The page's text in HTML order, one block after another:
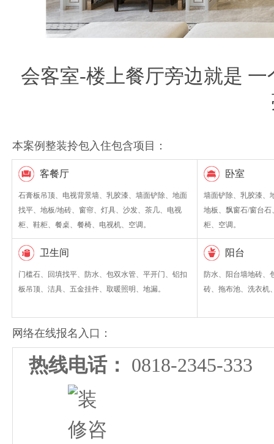
会客室-楼上餐厅旁边就是
本案例整装拎包入住包含项目：
客餐厅
石膏板吊顶、电视背景墙、乳胶漆、墙面铲除、地面
找平、地板/地砖、窗帘、灯具、沙发、茶几、电视
柜、鞋柜、餐桌、餐椅、电视机、空调。
卧室
墙面铲除、乳胶漆、
地板、飘窗石/窗台
柜、空调。
卫生间
门槛石、回填找平、防水、包双水管、平开门、铝扣
板吊顶、洁具、五金挂件、取暖照明、地漏。
阳台
防水、阳台墙地砖、
砖、拖布池、洗衣机
网络在线报名入口：
热线电话： 0818-2345-